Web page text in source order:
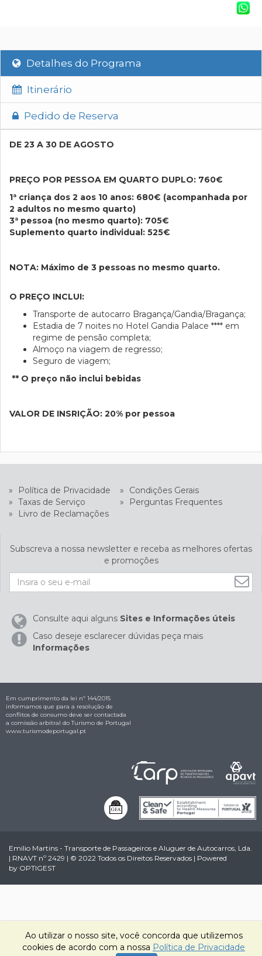
Detalhes do Programa
Itinerário
Pedido de Reserva
DE 23 A 30 DE AGOSTO
PREÇO POR PESSOA EM QUARTO DUPLO: 760€
1ª criança dos 2 aos 10 anos: 680€ (acompanhada por
2 adultos no mesmo quarto)
3ª pessoa (no mesmo quarto): 705€
Suplemento quarto individual: 525€
NOTA: Máximo de 3 pessoas no mesmo quarto.
O PREÇO INCLUI:
Transporte de autocarro Bragança/Gandia/Bragança;
Estadia de 7 noites no Hotel Gandia Palace **** em
regime de pensão completa;
Almoço na viagem de regresso;
Seguro de viagem;
** O preço não inclui bebidas
VALOR DE INSRIÇÃO: 20% por pessoa
» Política de Privacidade »
Condições Gerais
» Taxas de Serviço »
Perguntas Frequentes
»
Livro de Reclamações
Subscreva a nossa newsletter e receba as melhores ofertas
e promoções
Consulte aqui alguns Sites e Informações úteis
Caso deseje esclarecer dúvidas peça mais
Informações
Em cumprimento da lei nº 144/2015
informamos que para a resolução de
conflitos de consumo deve ser contactada
a comissão arbitral do Turismo de Portugal
www.turismodeportugal.pt
Emílio Martins - Transporte de Passageiros e Aluguer de Autocarros, Lda.
| RNAVT nº 2429 | © 2022 Todos os Direitos Reservados | Powered
by OPTIGEST
Ao utilizar o nosso site, você concorda que utilizemos
cookies de acordo com a nossa Política de Privacidade